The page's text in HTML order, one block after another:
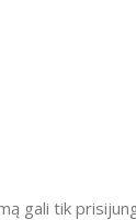
gali tik